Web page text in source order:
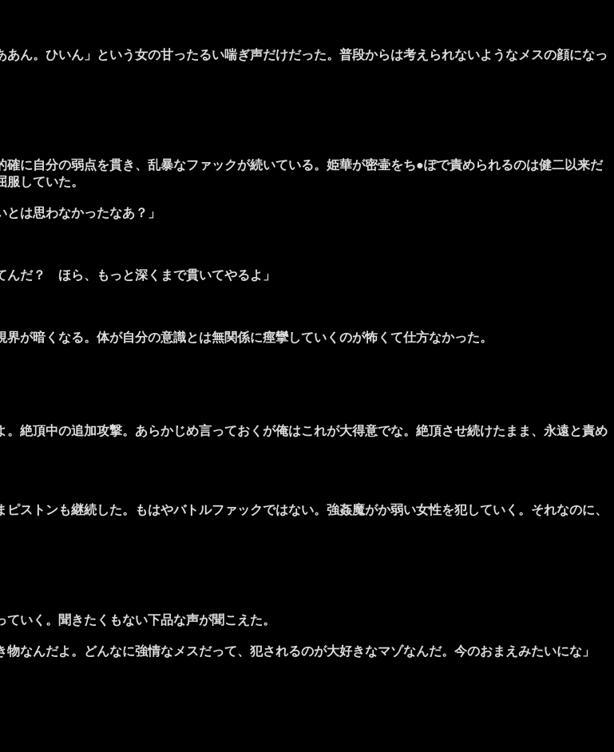
ん。ひいん」という女の甘ったるい喘ぎ声だけだった。普段からは考えられないようなメスの顔になっ
に自分の弱点を貫き、乱暴なファックが続いている。姫華が密壷をち●ぽで責められるのは健二以来だ
していた。
は思わなかったなあ？」
だ？ ほら、もっと深くまで貫いてやるよ」
が暗くなる。体が自分の意識とは無関係に痙攣していくのが怖くて仕方なかった。
絶頂中の追加攻撃。あらかじめ言っておくが俺はこれが大得意でな。絶頂させ続けたまま、永遠と責め
ストンも継続した。もはやバトルファックではない。強姦魔がか弱い女性を犯していく。それなのに、
いく。聞きたくもない下品な声が聞こえた。
なんだよ。どんなに強情なメスだって、犯されるのが大好きなマゾなんだ。今のおまえみたいにな」